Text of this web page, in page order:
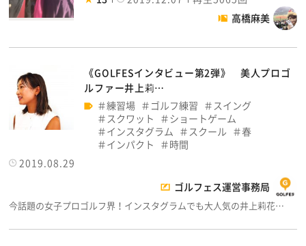
高橋麻美
《GOLFESインタビュー第2弾》 美人プロゴ
ルファー井上莉…
練習場
ゴルフ練習
スイング
スクワット
ショートゲーム
インスタグラム
スクール
春
インパクト
時間
2019.08.29
ゴルフェス運営事務局
今話題の女子プロゴルフ界！インスタグラムでも大人気の井上莉花…